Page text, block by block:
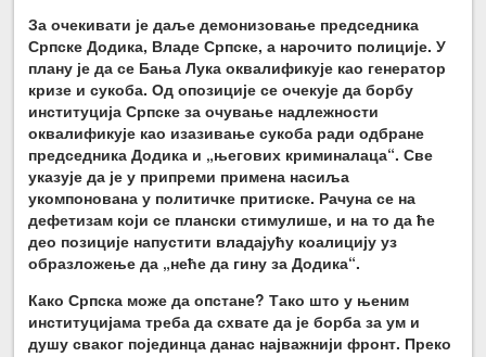
За очекивати је даље демонизовање председника
Српске Додика, Владе Српске, а нарочито полиције. У
плану је да се Бања Лука оквалификује као генератор
кризе и сукоба. Од опозиције се очекује да борбу
институција Српске за очување надлежности
оквалификује као изазивање сукоба ради одбране
председника Додика и „његових криминалаца“. Све
указује да је у припреми примена насиља
укомпонована у политичке притиске. Рачуна се на
дефетизам који се плански стимулише, и на то да ће
део позиције напустити владајућу коалицију уз
образложење да „неће да гину за Додика“.
Како Српска може да опстане? Тако што у њеним
институцијама треба да схвате да је борба за ум и
душу сваког појединца данас најважнији фронт. Преко